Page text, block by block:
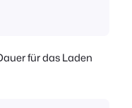
für das Laden